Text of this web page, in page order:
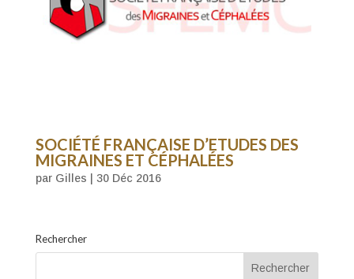
SOCIÉTÉ FRANÇAISE D’ETUDES DES
MIGRAINES ET CÉPHALÉES
par Gilles 30 Déc 2016
Rechercher